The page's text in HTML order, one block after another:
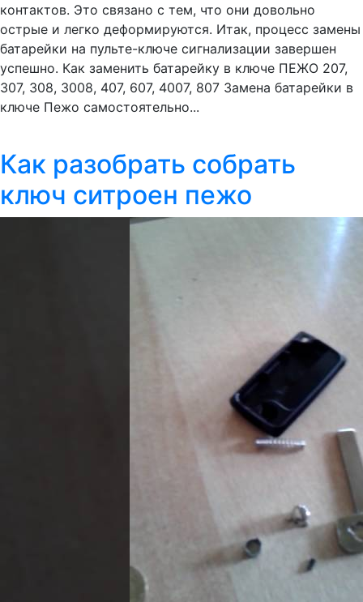
контактов. Это связано с тем, что они довольно
острые и легко деформируются. Итак, процесс замены
батарейки на пульте-ключе сигнализации завершен
успешно. Как заменить батарейку в ключе ПЕЖО 207,
307, 308, 3008, 407, 607, 4007, 807 Замена батарейки в
ключе Пежо самостоятельно...
Как разобрать собрать
ключ ситроен пежо